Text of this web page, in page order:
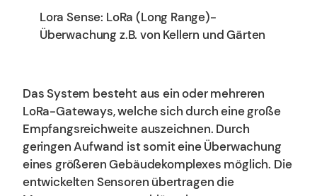
Lora Sense: LoRa (Long Range)-
Überwachung z.B. von Kellern und Gärten
Das System besteht aus ein oder mehreren
LoRa-Gateways, welche sich durch eine große
Empfangsreichweite auszeichnen. Durch
geringen Aufwand ist somit eine Überwachung
eines größeren Gebäudekomplexes möglich. Die
entwickelten Sensoren übertragen die